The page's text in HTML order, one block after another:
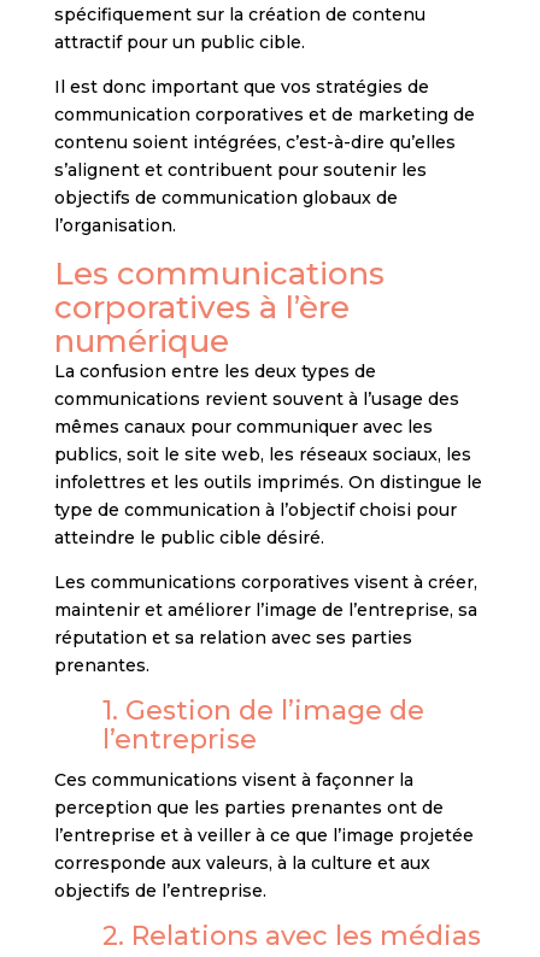
spécifiquement sur la création de contenu
attractif pour un public cible.
Il est donc important que vos stratégies de
communication corporatives et de marketing de
contenu soient intégrées, c’est-à-dire qu’elles
s’alignent et contribuent pour soutenir les
objectifs de communication globaux de
l’organisation.
Les communications
corporatives à l’ère
numérique
La confusion entre les deux types de
communications revient souvent à l’usage des
mêmes canaux pour communiquer avec les
publics, soit le site web, les réseaux sociaux, les
infolettres et les outils imprimés. On distingue le
type de communication à l’objectif choisi pour
atteindre le public cible désiré.
Les communications corporatives visent à créer,
maintenir et améliorer l’image de l’entreprise, sa
réputation et sa relation avec ses parties
prenantes.
1. Gestion de l’image de
l’entreprise
Ces communications visent à façonner la
perception que les parties prenantes ont de
l’entreprise et à veiller à ce que l’image projetée
corresponde aux valeurs, à la culture et aux
objectifs de l’entreprise.
2. Relations avec les médias